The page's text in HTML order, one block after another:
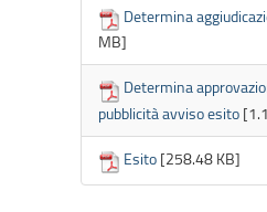
Determina
MB]
Determina
pubblicità avviso esito
Esito [258.48 KB]